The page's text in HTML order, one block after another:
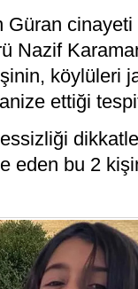
Güran
Nazif
köylüleri
ettiği
eden bu 2